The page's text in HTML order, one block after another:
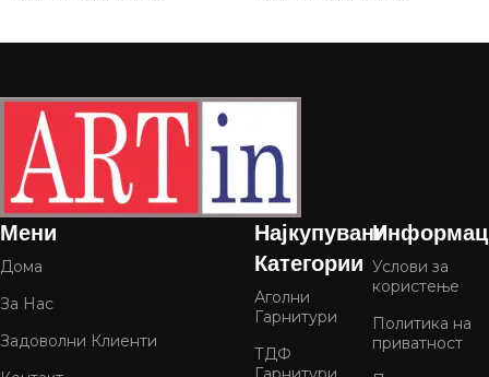
Мени
Дома
За Нас
Задоволни Клиенти
Најкупувани
Категории
Аголни
Гарнитури
ТДФ
Услови за
користење
Политика на
приватност